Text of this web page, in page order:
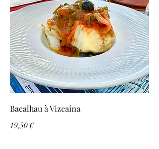
Bacalhau à Vizcaína
19,50 €